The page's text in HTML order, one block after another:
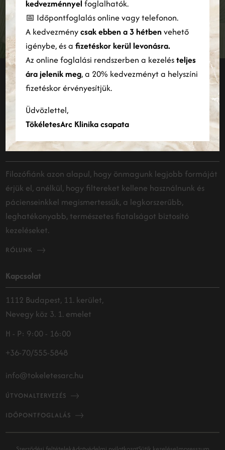
FELIRATKOZÁS
Maradjunk kapcsolatban
Filozófiánk azon alapul, hogy önmagunk legjobb formáját
érjük el, anélkül, hogy filtereket kellene használnunk és
pácienseinkkel megismertessük, a legkorszerűbb,
leghatékonyabb, természetes fiatalságot biztosító
kezeléseket.
RÓLUNK
Kapcsolat
1112 Budapest, 11. kerület,
Nevegy köz 3. 1. emelet
H - P: 9:00 - 16:00
+36-70/555-5848
info@tokeletesarc.hu
ÚTVONALTERVEZÉS
IDŐPONTFOGLALÁS
kedvezménnyel foglalhatók.
📅 Időpontfoglalás online vagy telefonon.
A kedvezménycsak ebben a 3 hétben vehető
igénybe, és a fizetéskor kerül levonásra.
Az online foglalási rendszerben a kezelésteljes
ára jelenik meg, a 20% kedvezményt a helyszíni
fizetéskor érvényesítjük.
Üdvözlettel,
TökéletesArc Klinika csapata
használatára vonatkozó információkat megosztjuk hirdetési és
elemző partnereinkkel is, akik egyesíthetik azokat más
információkkal, amelyeket Ön biztosított számukra, vagy
amelyeket a szolgáltatásaik Ön általi használatából gyűjtöttek
össze.
Bővebben
ÖSSZES ELFOGADÁSA
ÖSSZES ELUTASÍTÁSA